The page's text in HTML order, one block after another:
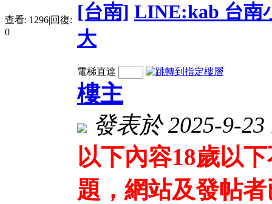
查看: 1296|回復:
0
[台南] LINE:kab 台南
大
電梯直達
樓主
發表於 2025-9-
以下內容18歲以
題，網站及發帖